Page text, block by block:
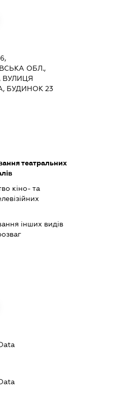
ОБЛ.,
ВУЛИЦЯ
БУДИНОК 23
театральних
кіно- та
інших видів